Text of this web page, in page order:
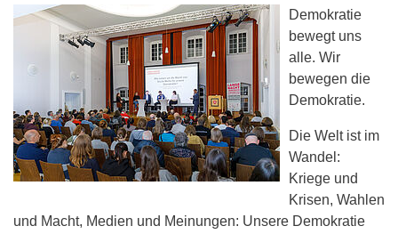
Demokratie
bewegt uns
alle. Wir
bewegen die
Demokratie.
Die Welt ist im
Wandel:
Kriege und
Krisen, Wahlen
und Macht, Medien und Meinungen: Unsere Demokratie